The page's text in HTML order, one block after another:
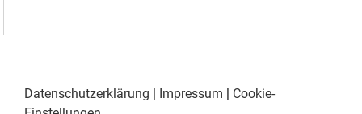
Datenschutzerklärung | Impressum | Cookie-